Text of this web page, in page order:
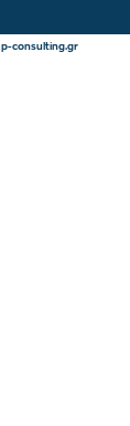
p-consulting.gr